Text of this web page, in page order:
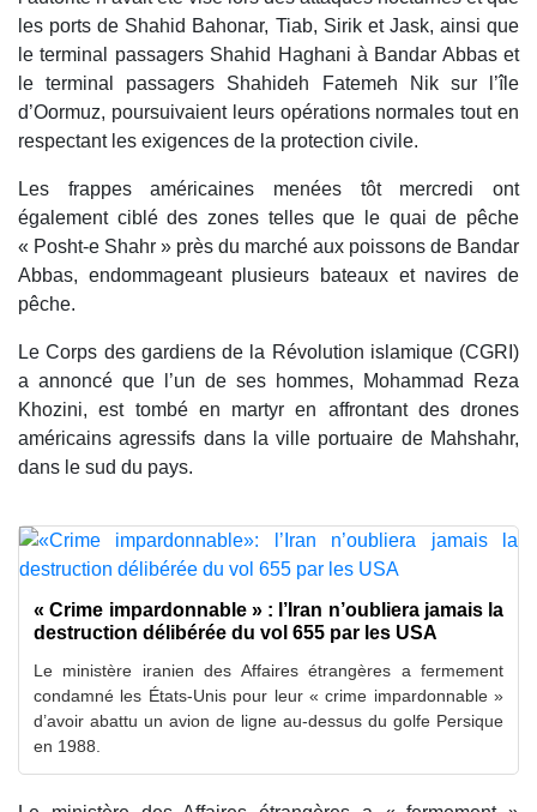
les ports de Shahid Bahonar, Tiab, Sirik et Jask, ainsi que
le terminal passagers Shahid Haghani à Bandar Abbas et
le terminal passagers Shahideh Fatemeh Nik sur l’île
d’Oormuz, poursuivaient leurs opérations normales tout en
respectant les exigences de la protection civile.
Les frappes américaines menées tôt mercredi ont
également ciblé des zones telles que le quai de pêche
« Posht-e Shahr » près du marché aux poissons de Bandar
Abbas, endommageant plusieurs bateaux et navires de
pêche.
Le Corps des gardiens de la Révolution islamique (CGRI)
a annoncé que l’un de ses hommes, Mohammad Reza
Khozini, est tombé en martyr en affrontant des drones
américains agressifs dans la ville portuaire de Mahshahr,
dans le sud du pays.
« Crime impardonnable » : l’Iran n’oubliera jamais la
destruction délibérée du vol 655 par les USA
Le ministère iranien des Affaires étrangères a fermement
condamné les États-Unis pour leur « crime impardonnable »
d’avoir abattu un avion de ligne au-dessus du golfe Persique
en 1988.